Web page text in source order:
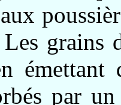
grains
émettant
par